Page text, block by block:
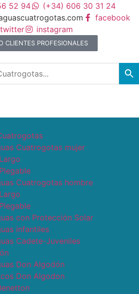
52 94
(+34) 606 30 31 24
facebook
twitter
instagram
CLIENTES PROFESIONALES
Cuatrogotas mujer
Largo
Plegable
Cuatrogotas hombre
Largo
Plegable
con Protección Solar
infantiles
Cadete-Juveniles
Don Algodón
Don Algodon